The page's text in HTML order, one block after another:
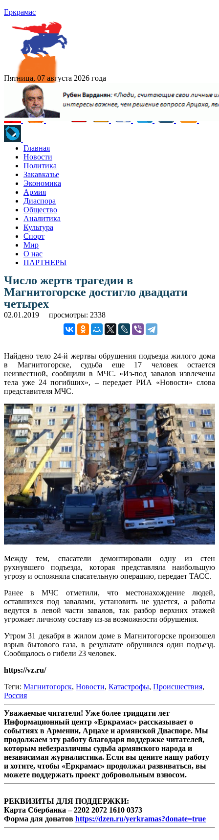
Еркрамас
Пятница, 07 августа 2026 года
Главная
Новости
Политика
Закавказье
Экономика
Армия
Диаспора
Общество
Аналитика
Культура
Спорт
Мир
О нас
ПАРТНЕРЫ
Число жертв трагедии в
Магнитогорске достигло двадцати
четырех
02.01.2019 просмотры: 2338
Найдено тело 24-й жертвы обрушения подъезда жилого дома
в Магнитогорске, судьба еще 17 человек остается
неизвестной, сообщили в МЧС. «Из-под завалов извлечены
тела уже 24 погибших», – передает РИА «Новости» слова
представителя МЧС.
Между тем, спасатели демонтировали одну из стен
рухнувшего подъезда, которая представляла наибольшую
угрозу и осложняла спасательную операцию, передает ТАСС.
Ранее в МЧС отметили, что местонахождение людей,
оставшихся под завалами, установить не удается, а работы
ведутся в левой части завалов, так разбор верхних этажей
угрожает личному составу из-за возможности обрушения.
Утром 31 декабря в жилом доме в Магнитогорске произошел
взрыв бытового газа, в результате обрушился один подъезд.
Сообщалось о гибели 23 человек.
https://vz.ru/
Теги: Магнитогорск, Новости, Катастрофы, Происшествия,
Россия
Уважаемые читатели! Уже более тридцати лет
Информационный центр «Еркрамас» рассказывает о
событиях в Армении, Арцахе и армянской Диаспоре. Мы
продолжаем эту работу благодаря поддержке читателей,
которым небезразличны судьба армянского народа и
независимая журналистика. Если вы цените нашу работу
и хотите, чтобы «Еркрамас» продолжал развиваться, вы
можете поддержать проект добровольным взносом.
РЕКВИЗИТЫ ДЛЯ ПОДДЕРЖКИ:
Карта Сбербанка – 2202 2072 1610 0373
Форма для донатов https://dzen.ru/yerkramas?donate=true